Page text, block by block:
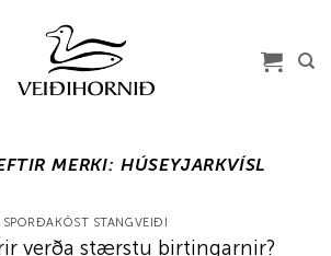
MERKI: HÚSEYJARKVÍSL
SPORÐAKÖST STANGVEIÐI
verða stærstu birtingarnir?